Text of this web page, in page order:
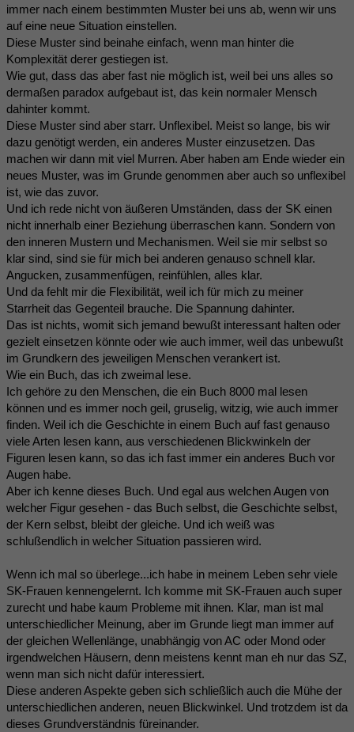
immer nach einem bestimmten Muster bei uns ab, wenn wir uns
auf eine neue Situation einstellen.
Diese Muster sind beinahe einfach, wenn man hinter die
Komplexität derer gestiegen ist.
Wie gut, dass das aber fast nie möglich ist, weil bei uns alles so
dermaßen paradox aufgebaut ist, das kein normaler Mensch
dahinter kommt.
Diese Muster sind aber starr. Unflexibel. Meist so lange, bis wir
dazu genötigt werden, ein anderes Muster einzusetzen. Das
machen wir dann mit viel Murren. Aber haben am Ende wieder ein
neues Muster, was im Grunde genommen aber auch so unflexibel
ist, wie das zuvor.
Und ich rede nicht von äußeren Umständen, dass der SK einen
nicht innerhalb einer Beziehung überraschen kann. Sondern von
den inneren Mustern und Mechanismen. Weil sie mir selbst so
klar sind, sind sie für mich bei anderen genauso schnell klar.
Angucken, zusammenfügen, reinfühlen, alles klar.
Und da fehlt mir die Flexibilität, weil ich für mich zu meiner
Starrheit das Gegenteil brauche. Die Spannung dahinter.
Das ist nichts, womit sich jemand bewußt interessant halten oder
gezielt einsetzen könnte oder wie auch immer, weil das unbewußt
im Grundkern des jeweiligen Menschen verankert ist.
Wie ein Buch, das ich zweimal lese.
Ich gehöre zu den Menschen, die ein Buch 8000 mal lesen
können und es immer noch geil, gruselig, witzig, wie auch immer
finden. Weil ich die Geschichte in einem Buch auf fast genauso
viele Arten lesen kann, aus verschiedenen Blickwinkeln der
Figuren lesen kann, so das ich fast immer ein anderes Buch vor
Augen habe.
Aber ich kenne dieses Buch. Und egal aus welchen Augen von
welcher Figur gesehen - das Buch selbst, die Geschichte selbst,
der Kern selbst, bleibt der gleiche. Und ich weiß was
schlußendlich in welcher Situation passieren wird.
Wenn ich mal so überlege...ich habe in meinem Leben sehr viele
SK-Frauen kennengelernt. Ich komme mit SK-Frauen auch super
zurecht und habe kaum Probleme mit ihnen. Klar, man ist mal
unterschiedlicher Meinung, aber im Grunde liegt man immer auf
der gleichen Wellenlänge, unabhängig von AC oder Mond oder
irgendwelchen Häusern, denn meistens kennt man eh nur das SZ,
wenn man sich nicht dafür interessiert.
Diese anderen Aspekte geben sich schließlich auch die Mühe der
unterschiedlichen anderen, neuen Blickwinkel. Und trotzdem ist da
dieses Grundverständnis füreinander.